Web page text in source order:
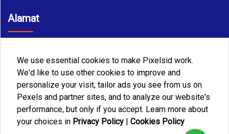
We use essential cookies to make Pixelsid work.
We'd like to use other cookies to improve and
personalize your visit, tailor ads you see from us on
Pexels and partner sites, and to analyze our website's
performance, but only if you accept. Learn more about
your choices in Privacy Policy | Cookies Policy
Alamat
Telp/WA
+6282188883085
Email
jusevatransmedia@gmail.com